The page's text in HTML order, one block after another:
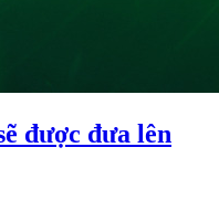
được đưa lên